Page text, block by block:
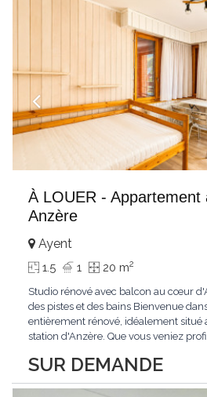
À LOUER - Appartement
Anzère
SUR DEMANDE
Ayent
1.5 1 20 m2
Studio rénové avec balcon au cœur
des pistes et des bains Bienvenue
entièrement rénové, idéalement
station d'Anzère. Que vous veniez
ressourcer en montagne, ce
nécessaire...